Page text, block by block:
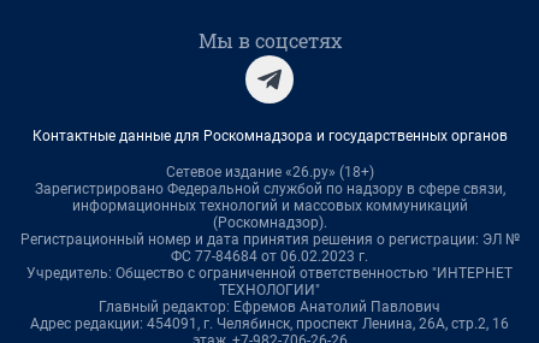
Мы в соцсетях
Контактные данные для Роскомнадзора и государственных органов
Сетевое издание «26.ру» (18+)
Зарегистрировано Федеральной службой по надзору в сфере связи,
информационных технологий и массовых коммуникаций
(Роскомнадзор).
Регистрационный номер и дата принятия решения о регистрации: ЭЛ №
ФС 77-84684 от 06.02.2023 г.
Учредитель: Общество с ограниченной ответственностью "ИНТЕРНЕТ
ТЕХНОЛОГИИ"
Главный редактор: Ефремов Анатолий Павлович
Адрес редакции: 454091, г. Челябинск, проспект Ленина, 26А, стр.2, 16